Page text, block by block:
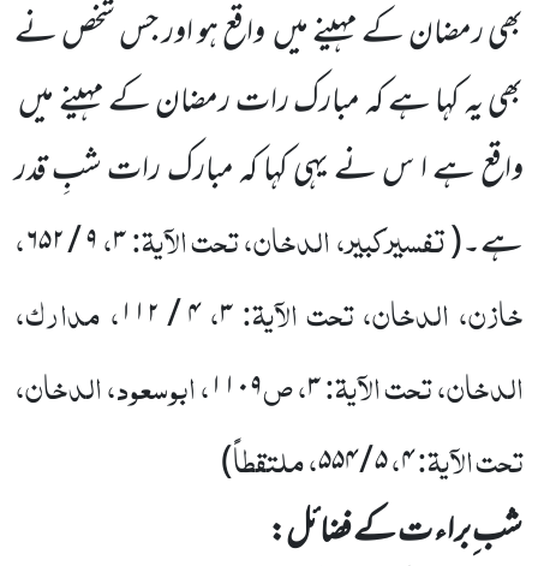
بھی رمضانکے مہینے میںواقع ہو اور جس شخص نے
بھی یہ کہا ہے کہ مبارک رات رمضان کے مہینے میں
واقع ہے ا س نے یہی کہا کہ مبارک رات شبِ قدر
ہے۔(تفسیرکبیر، الدخان، تحت الآیۃ:۳،۹/۶۵۲،
خازن، الدخان، تحت الآیۃ:۳،۴/۱۱۲، مدارک،
الدخان، تحت الآیۃ:۳، ص۱۱۰۹، ابوسعود، الدخان،
تحت الآیۃ:۴،۵/۵۵۴، ملتقطاً)
شب ِبراء ت کے فضائل: